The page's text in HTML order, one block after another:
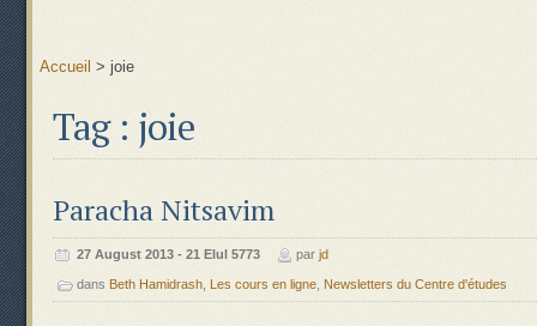
Accueil > joie
Tag : joie
Paracha Nitsavim
‍‍27 August 2013 - 21 Elul 5773 par jd
dans Beth Hamidrash Les cours en ligne Newsletters du Centre d'études